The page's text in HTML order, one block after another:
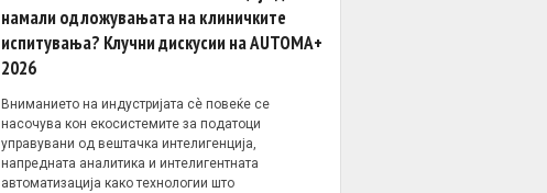
намали одложувањата на клиничките
испитувања? Клучни дискусии на AUTOMA+
2026
Вниманието на индустријата сè повеќе се
насочува кон екосистемите за податоци
управувани од вештачка интелигенција,
напредната аналитика и интелигентната
автоматизација како технологии што